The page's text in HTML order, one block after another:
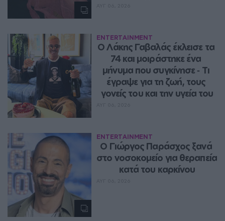
ENTERTAINMENT
Ο Λάκης Γαβαλάς έκλεισε τα
74 και μοιράστηκε ένα
μήνυμα που συγκίνησε ‑ Τι
έγραψε για τη ζωή, τους
γονείς του και την υγεία του
ENTERTAINMENT
O Γιώργος Παράσχος ξανά
στο νοσοκομείο για θεραπεία
κατά του καρκίνου